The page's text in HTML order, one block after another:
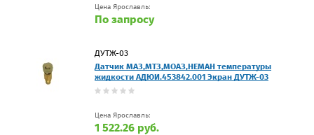
Цена Ярославль:
По запросу
ДУТЖ-03
Датчик МАЗ,МТЗ,МОАЗ,НЕМАН температуры
жидкости АДЮИ.453842.001 Экран ДУТЖ-03
Цена Ярославль:
1 522.26 руб.